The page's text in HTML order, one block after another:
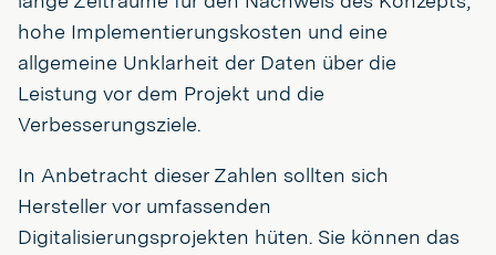
hohe Implementierungskosten und eine
allgemeine Unklarheit der Daten über die
Leistung vor dem Projekt und die
Verbesserungsziele.
In Anbetracht dieser Zahlen sollten sich
Hersteller vor umfassenden
Digitalisierungsprojekten hüten. Sie können das